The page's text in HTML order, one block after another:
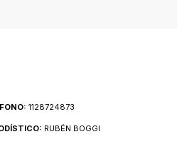
1128724873
RUBÉN BOGGI